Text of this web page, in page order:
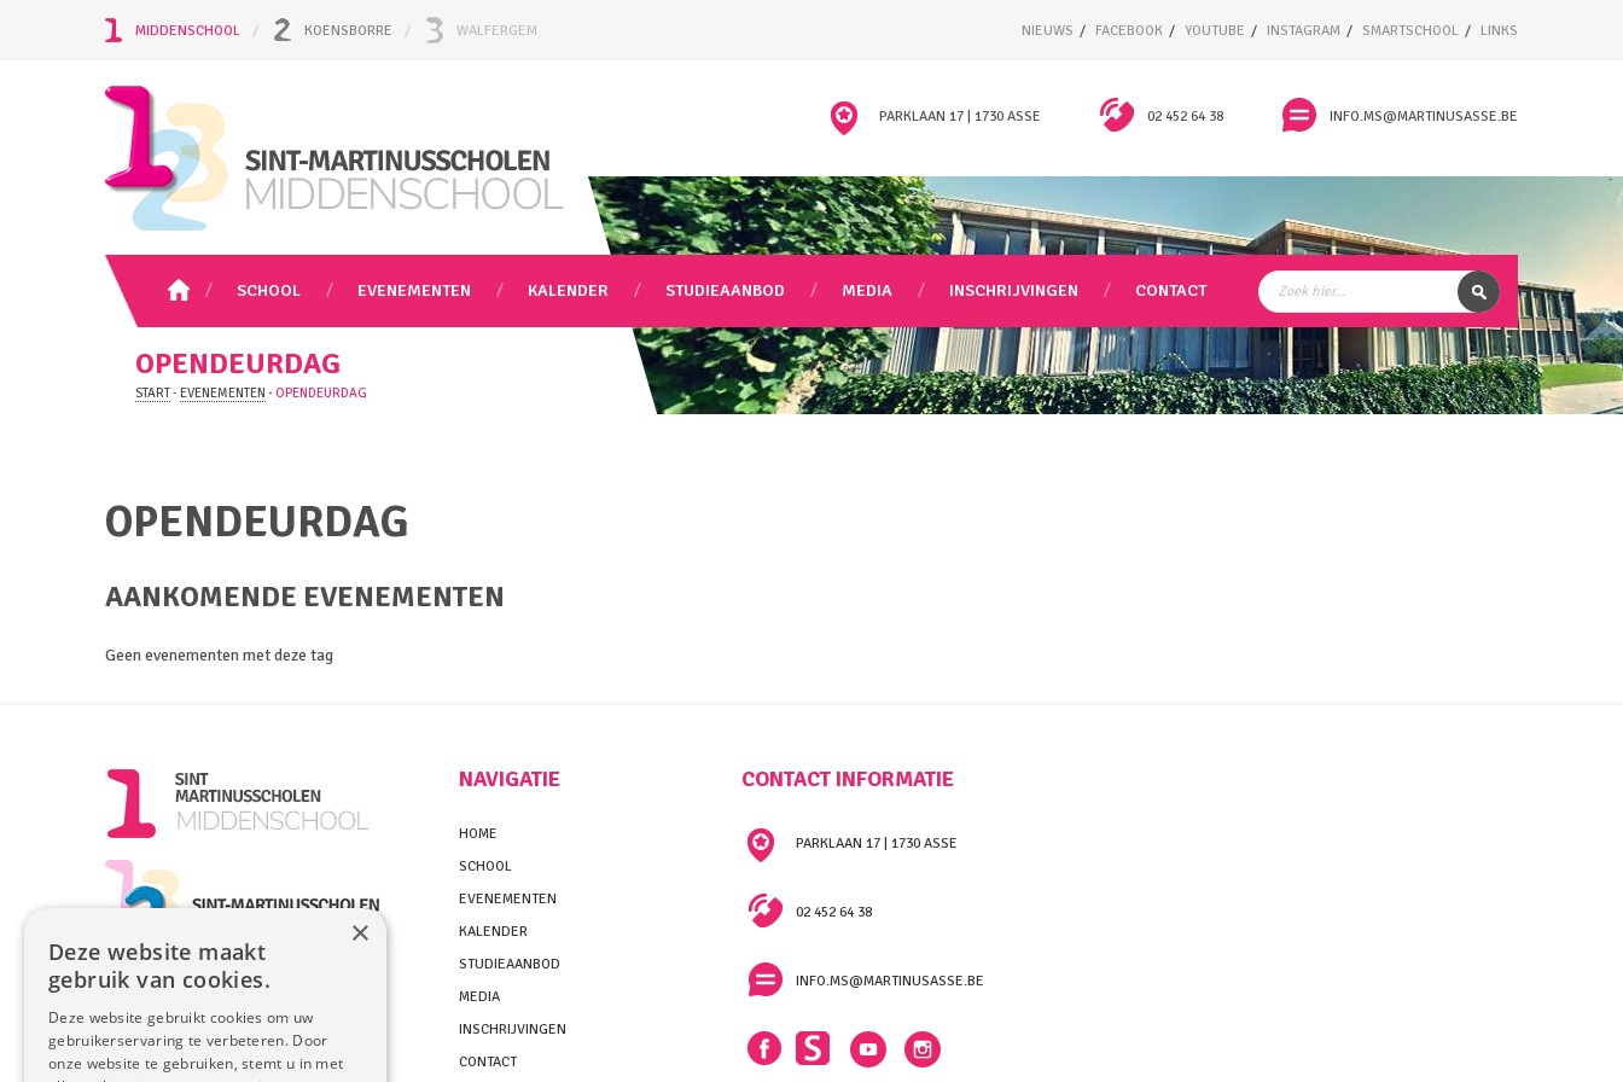
MIDDENSCHOOL KOENSBORRE WALFERGEM NIEUWS FACEBOOK YOUTUBE INSTAGRAM SMARTSCHOOL LINKS
PARKLAAN 17 | 1730 ASSE 02 452 64 38 INFO.MS@MARTINUSASSE.BE
SCHOOL EVENEMENTEN KALENDER STUDIEAANBOD MEDIA INSCHRIJVINGEN CONTACT
OPENDEURDAG
START-EVENEMENTEN - OPENDEURDAG
OPENDEURDAG
AANKOMENDE EVENEMENTEN
Geen evenementen met deze tag
NAVIGATIE
HOME
SCHOOL
EVENEMENTEN
KALENDER
STUDIEAANBOD
MEDIA
INSCHRIJVINGEN
CONTACT
CONTACT INFORMATIE
PARKLAAN 17 | 1730 ASSE
02 452 64 38
INFO.MS@MARTINUSASSE.BE
×
Deze website maakt
gebruik van cookies.
Deze website gebruikt cookies om uw
gebruikerservaring te verbeteren. Door
onze website te gebruiken, stemt u in met